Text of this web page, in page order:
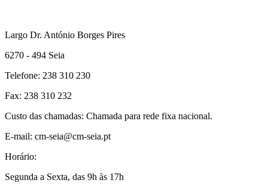
Largo Dr. António Borges Pires
6270 - 494 Seia
Telefone: 238 310 230
Fax: 238 310 232
Custo das chamadas: Chamada para rede fixa nacional.
E-mail: cm-seia@cm-seia.pt
Horário:
Segunda a Sexta, das 9h às 17h